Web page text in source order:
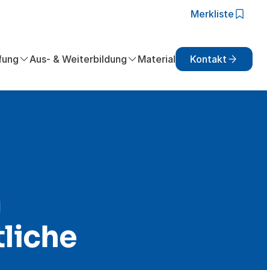
Merkliste
Aus- & Weiterbildung Material Kontakt